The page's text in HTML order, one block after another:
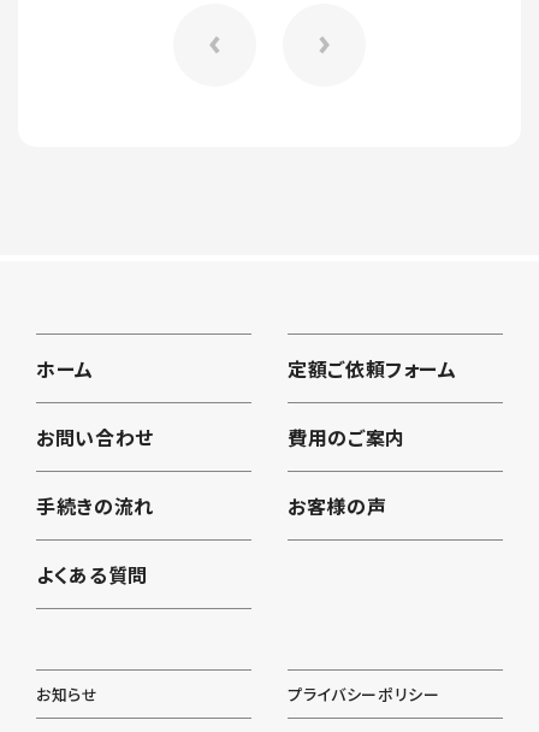
ホーム 定額ご依頼フォーム
お問い合わせ 費用のご案内
手続きの流れ お客様の声
よくある質問
お知らせ プライバシーポリシー